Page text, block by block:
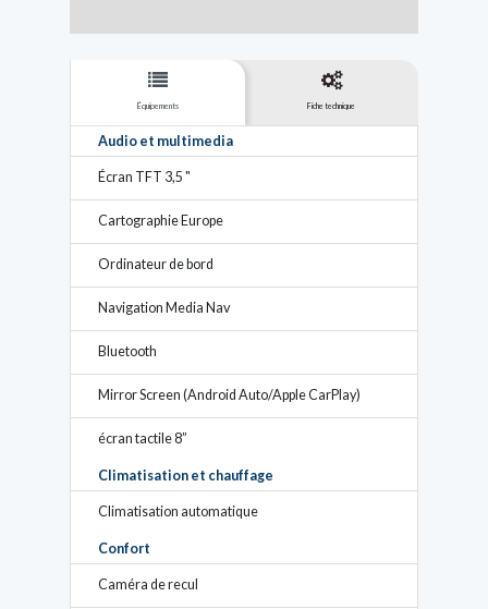
Équipements Fiche technique
Audio et multimedia
Écran TFT 3,5 "
Cartographie Europe
Ordinateur de bord
Navigation Media Nav
Bluetooth
Mirror Screen (Android Auto/Apple CarPlay)
écran tactile 8”
Climatisation et chauffage
Climatisation automatique
Confort
Caméra de recul